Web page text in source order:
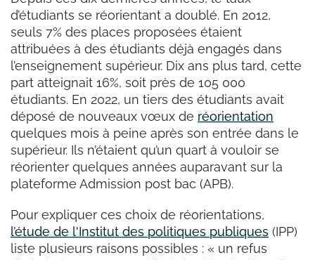
d’étudiants se réorientant a doublé. En 2012,
seuls 7% des places proposées étaient
attribuées à des étudiants déjà engagés dans
l’enseignement supérieur. Dix ans plus tard, cette
part atteignait 16%, soit près de 105 000
étudiants. En 2022, un tiers des étudiants avait
déposé de nouveaux vœux de réorientation
quelques mois à peine après son entrée dans le
supérieur. Ils n’étaient qu’un quart à vouloir se
réorienter quelques années auparavant sur la
plateforme Admission post bac (APB).
Pour expliquer ces choix de réorientations,
l’étude de l'Institut des politiques publiques (IPP)
liste plusieurs raisons possibles : « un refus